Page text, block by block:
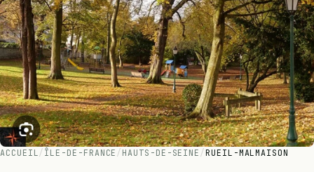
ACCUEIL / ÎLE-DE-FRANCE / HAUTS-DE-SEINE /RUEIL-MALMAISON